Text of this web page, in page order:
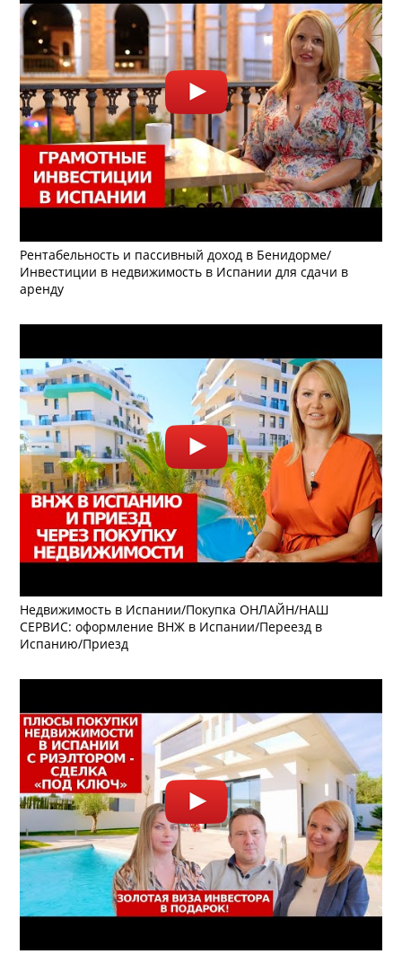
Рентабельность и пассивный доход в Бенидорме/
Инвестиции в недвижимость в Испании для сдачи в
аренду
Недвижимость в Испании/Покупка ОНЛАЙН/НАШ
СЕРВИС: оформление ВНЖ в Испании/Переезд в
Испанию/Приезд